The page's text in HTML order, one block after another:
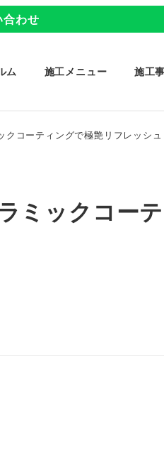
わせ
ム 施工メニュー 施工
コーティングで極艶リフレッシュ
ミックコー